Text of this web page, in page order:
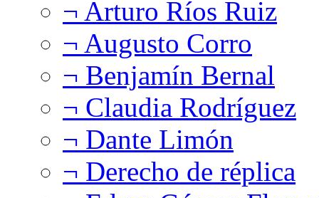
¬ Arturo Ríos Ruiz
¬ Augusto Corro
¬ Benjamín Bernal
¬ Claudia Rodríguez
¬ Dante Limón
¬ Derecho de réplica